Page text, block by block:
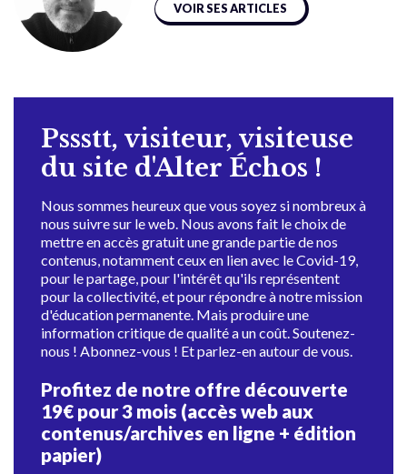
VOIR SES ARTICLES
Pssstt, visiteur, visiteuse
du site d'Alter Échos !
Nous sommes heureux que vous soyez si nombreux à
nous suivre sur le web. Nous avons fait le choix de
mettre en accès gratuit une grande partie de nos
contenus, notamment ceux en lien avec le Covid-19,
pour le partage, pour l'intérêt qu'ils représentent
pour la collectivité, et pour répondre à notre mission
d'éducation permanente. Mais produire une
information critique de qualité a un coût. Soutenez-
nous ! Abonnez-vous ! Et parlez-en autour de vous.
Profitez de notre offre découverte
19€ pour 3 mois (accès web aux
contenus/archives en ligne + édition
papier)